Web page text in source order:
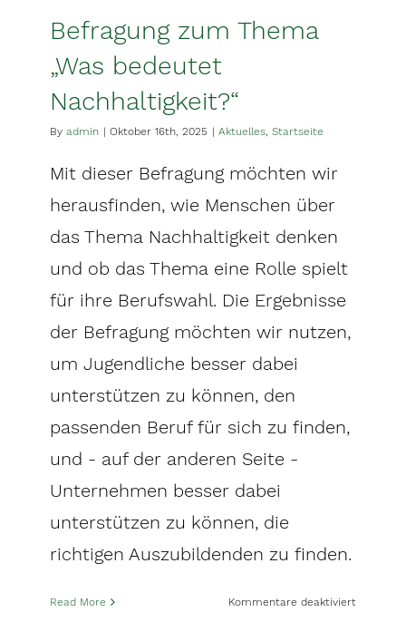
Befragung zum Thema
„Was bedeutet
Nachhaltigkeit?“
By admin | Oktober 16th, 2025 | Aktuelles, Startseite
Mit dieser Befragung möchten wir
herausfinden, wie Menschen über
das Thema Nachhaltigkeit denken
und ob das Thema eine Rolle spielt
für ihre Berufswahl. Die Ergebnisse
der Befragung möchten wir nutzen,
um Jugendliche besser dabei
unterstützen zu können, den
passenden Beruf für sich zu finden,
und - auf der anderen Seite -
Unternehmen besser dabei
unterstützen zu können, die
richtigen Auszubildenden zu finden.
Read More Kommentare deaktiviertfür